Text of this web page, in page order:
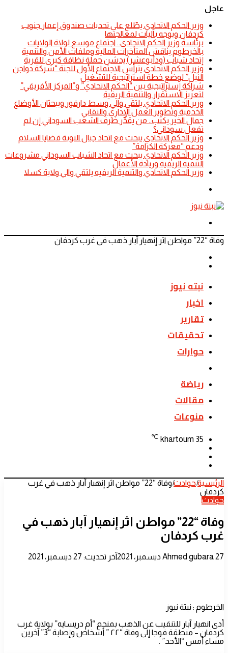
عاجل
​وزير الحكم الاتحادي يطّلع على تحديات صندوق إعمار جنوب
كردفان ويوجه بآليات لمعالجتها
​برئاسة وزير الحكم الاتحادي.. اجتماع موسع لولاة الولايات
بالخرطوم يناقش المتأخرات المالية وملفات الأمن والتنمية
إتحاد شباب (ودأبوعشر) يدشن حملة نظافة كبرى للقرية
وزير الحكم الاتحادي يترأس الاجتماع الأول للجنة “شركة دواجن
النيل” لوضع خطة استراتيجية للتشغيل
شراكة إستراتيجية بين “الحكم الاتحادي” و”المركز الأفريقي”
لتعزيز الاستقرار والتنمية الريفية
​وزير الحكم الاتحادي يلتقي والي وسط دارفور ويبحثان الأوضاع
الخدمية وتطوير العمل الإداري والنقابي
جمال الخير يكتب.. من يقدِّر ظرف الشعب السوداني إن لم
تفعل سوداني؟
​وزير الحكم الاتحادي يبحث مع اتحاد جبال النوبة قضايا السلام
ودعم “معركة الكرامة”
​وزير الحكم الاتحادي يبحث مع اتحاد الشباب السوداني مشروعات
التنمية الريفية وريادة الأعمال
​وزير الحكم الاتحادي والتنمية الريفيه يلتقي والي ولاية كسلا
وفاة “22” مواطن اثر إنهيار آبار ذهب في غرب كردفان
نبته نيوز
اخبار
تقارير
تحقيقات
حوارات
رياضة
مقالات
منوعات
khartoum 35
℃
الرئيسية|حوادث|
وفاة “22” مواطن اثر إنهيار آبار ذهب في غرب
كردفان
حوادث
وفاة “22” مواطن اثر إنهيار آبار ذهب في
غرب كردفان
Ahmed gubara
أرسل 27 ديسمبر، 2021 آخر تحديث: 27 ديسمبر، 2021
الخرطوم : نبتة نيوز
أدى انهيار آبار للتنقيب عن الذهب بمنجم “أم دريسايه” بولاية غرب
كردفان – منطقة فوجا إلى وفاة “٢٢ ” أشخاص وإصابة “3” آخرين
مساء أمس “الأحد” .